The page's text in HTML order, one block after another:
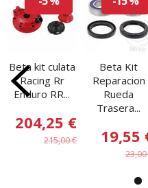
Beta kit culata
Racing Rr
Enduro RR...
204,25 €
215,00 €
Beta Kit
Reparacion
Rueda
Trasera...
19,55